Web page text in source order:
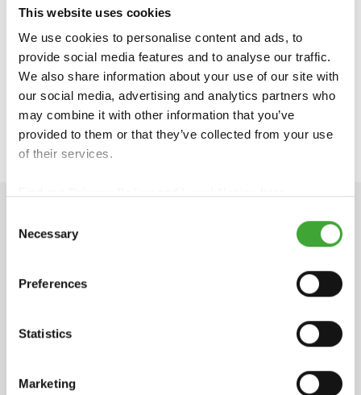
This website uses cookies
We use cookies to personalise content and ads, to
provide social media features and to analyse our traffic.
We also share information about your use of our site with
our social media, advertising and analytics partners who
may combine it with other information that you’ve
provided to them or that they’ve collected from your use
of their services.
Selection
Necessary
Preferences
Statistics
Marketing
欧诗木（中国）有限公司 OSMO China
Ltd.
电话：852-28329989
电邮：info@osmochina.com
地址：香港湾仔告士打道220号地下/阁
技术参数
基于天然植物油（葵花籽油，大豆油，蓟油和亚麻
添加剂和活性成分等。